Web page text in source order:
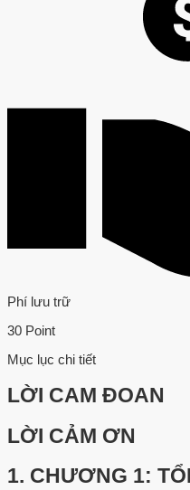
Phí lưu trữ
30 Point
Mục lục chi tiết
LỜI CAM ĐOAN
LỜI CẢM ƠN
1. CHƯƠNG 1: